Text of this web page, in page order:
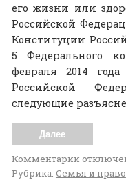
его жизни или
Российской
Конституции
5 Федерального
февраля 2014
Российской
следующие
Далее
Комментарии
Рубрика: Семья и право